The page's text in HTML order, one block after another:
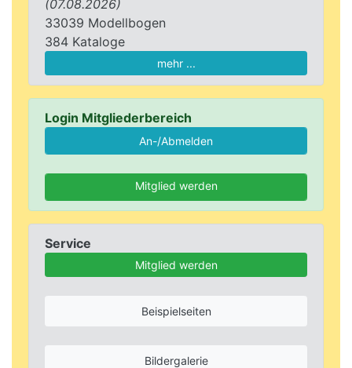
(07.08.2026)
33039 Modellbogen
384 Kataloge
mehr ...
Login Mitgliederbereich
Mitglied werden
Service
Mitglied werden
Beispielseiten
Bildergalerie